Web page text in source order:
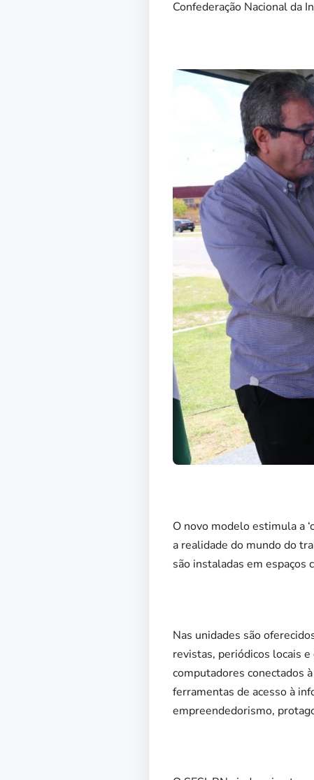
Confederação Nacional da
O novo modelo estimula a
a realidade do mundo do
são instaladas em espaços
Nas unidades são
revistas, periódicos locais
computadores conectados
ferramentas de acesso à
empreendedorismo,